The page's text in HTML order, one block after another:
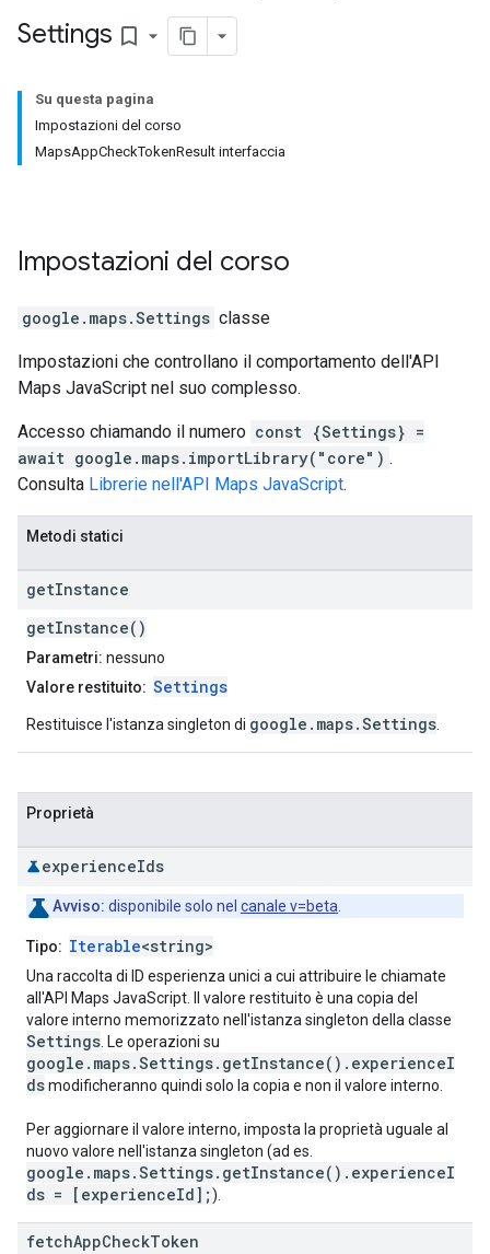
Settings bookmark_border
Su questa pagina
Impostazioni del corso
MapsAppCheckTokenResult interfaccia
Impostazioni del corso
google.maps.Settings classe
Impostazioni che controllano il comportamento dell'API
Maps JavaScript nel suo complesso.
Accesso chiamando il numero const {Settings} =
await google.maps.importLibrary("core") .
Consulta Librerie nell'API Maps JavaScript.
Metodi statici
getInstance
getInstance()
Parametri: nessuno
Valore restituito: Settings
Restituisce l'istanza singleton di google.maps.Settings.
Proprietà
experienceIds
Avviso: disponibile solo nel canale v=beta.
Tipo: Iterable<string>
Una raccolta di ID esperienza unici a cui attribuire le chiamate
all'API Maps JavaScript. Il valore restituito è una copia del
valore interno memorizzato nell'istanza singleton della classe
Settings. Le operazioni su
google.maps.Settings.getInstance().experienceI
dsmodificheranno quindi solo la copia e non il valore interno.
Per aggiornare il valore interno, imposta la proprietà uguale al
nuovo valore nell'istanza singleton (ad es.
google.maps.Settings.getInstance().experienceI
ds = [experienceId];).
fetchAppCheckToken